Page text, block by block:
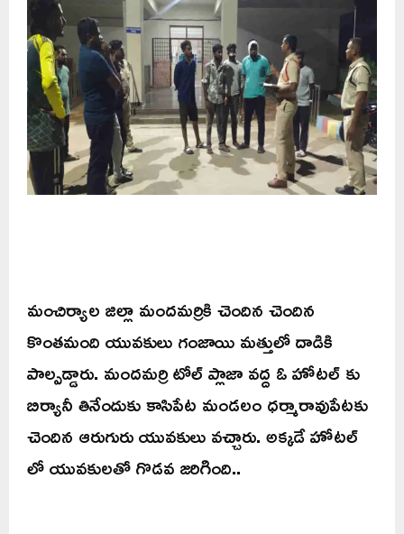
మంచిర్యాల జిల్లా మందమర్రికి చెందిన చెందిన
కొంతమంది యువకులు గంజాయి మత్తులో దాడికి
పాల్పడ్డారు. మందమర్రి టోల్ ప్లాజా వద్ద ఓ హోటల్ కు
బిర్యానీ తినేందుకు కాసిపేట మండలం ధర్మారావుపేటకు
చెందిన ఆరుగురు యువకులు వచ్చారు. అక్కడే హోటల్
లో యువకులతో గొడవ జరిగింది..